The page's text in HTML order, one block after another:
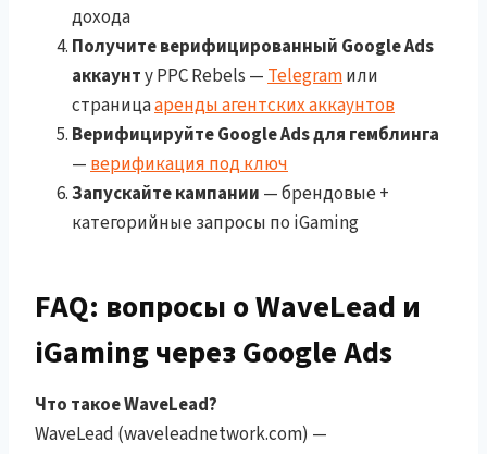
дохода
Получите верифицированный Google Ads
аккаунту PPC Rebels — Telegramили
страницааренды агентских аккаунтов
Верифицируйте Google Ads для гемблинга
— верификация под ключ
Запускайте кампании — брендовые +
категорийные запросы по iGaming
FAQ: вопросы о WaveLead и
iGaming через Google Ads
Что такое WaveLead?
WaveLead (waveleadnetwork.com) —